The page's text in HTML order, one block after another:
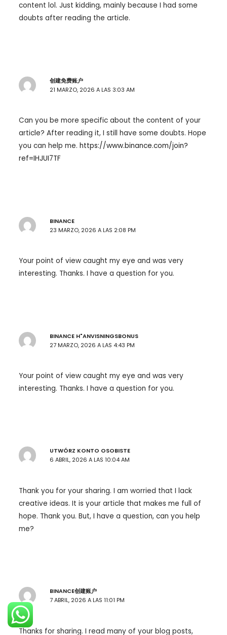
content lol. Just kidding, mainly because I had some
doubts after reading the article.
创建免费账户
21 MARZO, 2026 A LAS 3:03 AM
Can you be more specific about the content of your
article? After reading it, I still have some doubts. Hope
you can help me. https://www.binance.com/join?
ref=IHJUI7TF
BINANCE
23 MARZO, 2026 A LAS 2:08 PM
Your point of view caught my eye and was very
interesting. Thanks. I have a question for you.
BINANCE H"ANVISNINGSBONUS
27 MARZO, 2026 A LAS 4:43 PM
Your point of view caught my eye and was very
interesting. Thanks. I have a question for you.
UTWÓRZ KONTO OSOBISTE
6 ABRIL, 2026 A LAS 10:04 AM
Thank you for your sharing. I am worried that I lack
creative ideas. It is your article that makes me full of
hope. Thank you. But, I have a question, can you help
me?
BINANCE创建账户
7 ABRIL, 2026 A LAS 11:01 PM
Thanks for sharing. I read many of your blog posts,